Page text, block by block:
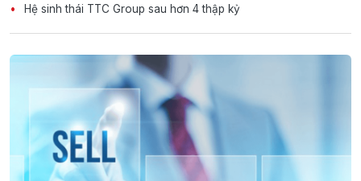
Hệ sinh thái TTC Group sau hơn 4 thập kỷ